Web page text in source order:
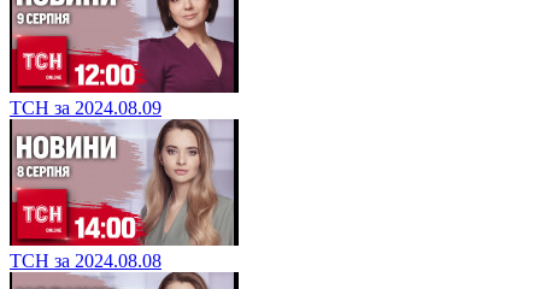
ТСН за 2024.08.09
ТСН за 2024.08.08